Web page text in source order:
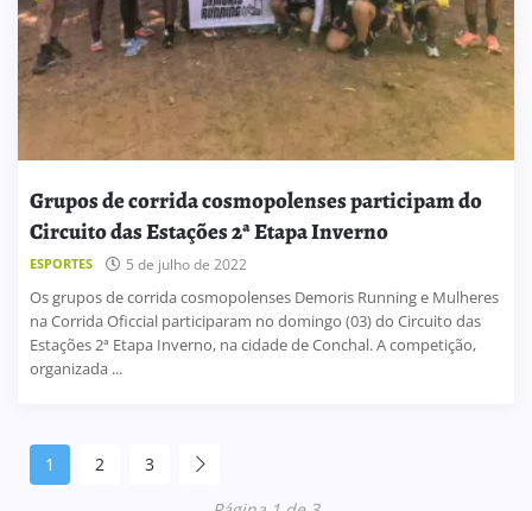
Grupos de corrida cosmopolenses participam do
Circuito das Estações 2ª Etapa Inverno
ESPORTES 5 de julho de 2022
Os grupos de corrida cosmopolenses Demoris Running e Mulheres
na Corrida Oficcial participaram no domingo (03) do Circuito das
Estações 2ª Etapa Inverno, na cidade de Conchal. A competição,
organizada ...
1 2
3